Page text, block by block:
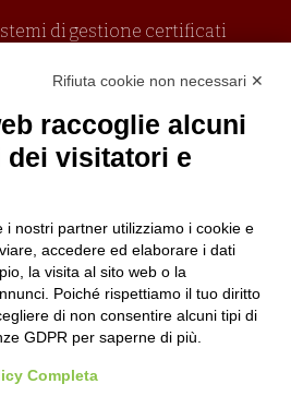
di gestione certificati
Seguici su
Rifiuta cookie non necessari ✕
raccoglie alcuni
dei visitatori e
i nostri partner utilizziamo i cookie e
accedere ed elaborare i dati
la visita al sito web o la
Poiché rispettiamo il tuo diritto
di non consentire alcuni tipi di
GDPR per saperne di più.
Completa